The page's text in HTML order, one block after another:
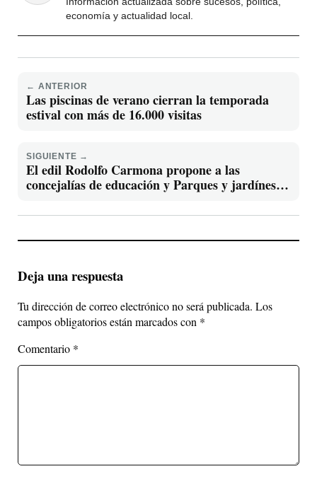
economía y actualidad local.
← ANTERIOR
Las piscinas de verano cierran la temporada
estival con más de 16.000 visitas
SIGUIENTE →
El edil Rodolfo Carmona propone a las
concejalías de educación y Parques y jardínes la
Deja una respuesta
Tu dirección de correo electrónico no será publicada. Los
campos obligatorios están marcados con *
Comentario *